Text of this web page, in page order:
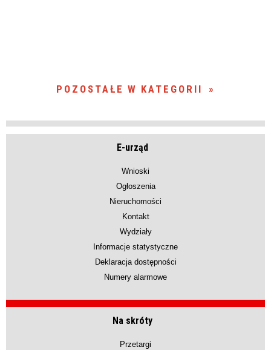
POZOSTAŁE W KATEGORII
E-urząd
Wnioski
Ogłoszenia
Nieruchomości
Kontakt
Wydziały
Informacje statystyczne
Deklaracja dostępności
Numery alarmowe
Na skróty
Przetargi